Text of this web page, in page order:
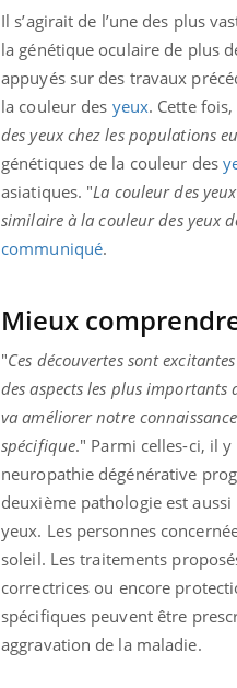
Il s’agirait de l’une des plus
la génétique oculaire de plus
appuyés sur des travaux
la couleur des yeux. Cette
des yeux chez les populations
génétiques de la couleur des
asiatiques. "La couleur des
similaire à la couleur des yeux
communiqué.
Mieux
"Ces découvertes sont
des aspects les plus importants
va améliorer notre
spécifique." Parmi celles-ci, il
neuropathie dégénérative
deuxième pathologie est
yeux. Les personnes
soleil. Les traitements
correctrices ou encore
spécifiques peuvent être
aggravation de la maladie.